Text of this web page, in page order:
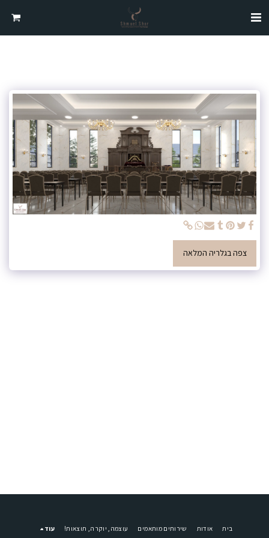
צפה בגלריה המלאה
בית אודות שירותים מותאמים עוצמה, יוקרה, תוצאות! עוד